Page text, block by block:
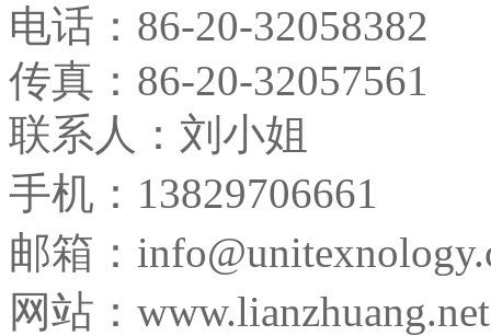
电话： 86-20-32058382
传真： 86-20-32057561
联系人：刘小姐
手机：13829706661
邮箱：
网站：www.lianzhuang.net